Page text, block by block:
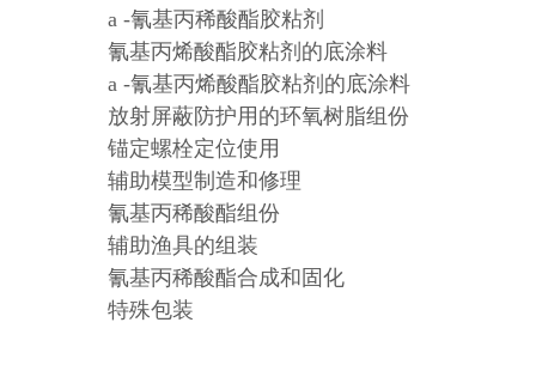
a -氰基丙稀酸酯胶粘剂
氰基丙烯酸酯胶粘剂的底涂料
a -氰基丙烯酸酯胶粘剂的底涂料
放射屏蔽防护用的环氧树脂组份
锚定螺栓定位使用
辅助模型制造和修理
氰基丙稀酸酯组份
辅助渔具的组装
氰基丙稀酸酯合成和固化
特殊包装